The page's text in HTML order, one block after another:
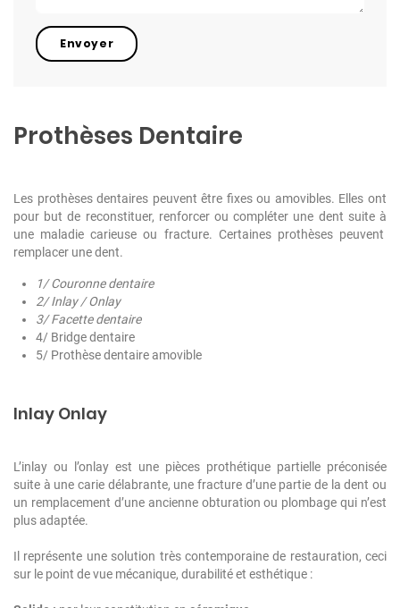
Prothèses Dentaire
Les prothèses dentaires peuvent être fixes ou amovibles. Elles ont
pour but de reconstituer, renforcer ou compléter une dent suite à
une maladie carieuse ou fracture. Certaines prothèses peuvent
remplacer une dent.
1/ Couronne dentaire
2/ Inlay / Onlay
3/ Facette dentaire
4/ Bridge dentaire
5/ Prothèse dentaire amovible
Inlay Onlay
L’inlay ou l’onlay est une pièces prothétique partielle préconisée
suite à une carie délabrante, une fracture d’une partie de la dent ou
un remplacement d’une ancienne obturation ou plombage qui n’est
plus adaptée.
Il représente une solution très contemporaine de restauration, ceci
sur le point de vue mécanique, durabilité et esthétique :